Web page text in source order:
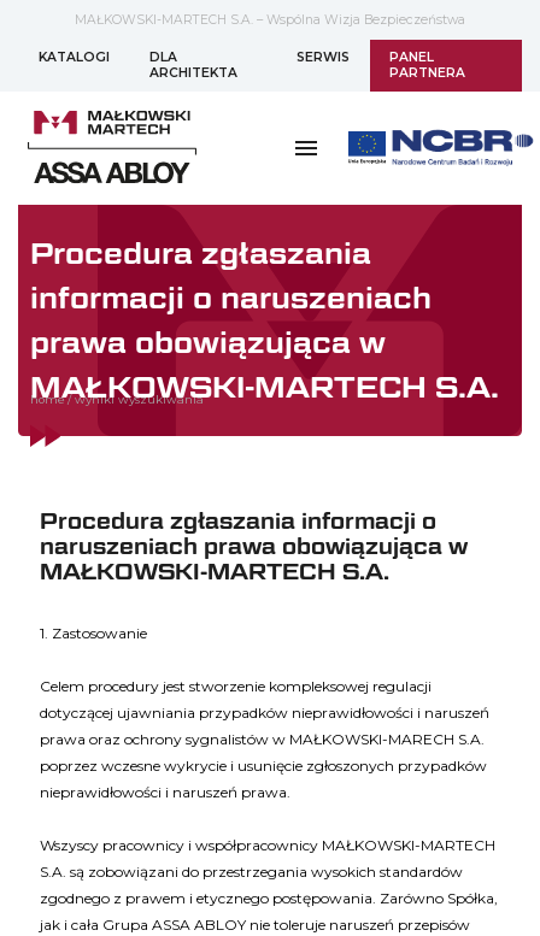
MAŁKOWSKI-MARTECH S.A. – Wspólna Wizja Bezpieczeństwa
KATALOGI
DLA
ARCHITEKTA
SERWIS
PANEL
PARTNERA
Procedura zgłaszania
informacji o naruszeniach
prawa obowiązująca w
MAŁKOWSKI-MARTECH S.A.
home / wyniki wyszukiwania
Procedura zgłaszania informacji o
naruszeniach prawa obowiązująca w
MAŁKOWSKI-MARTECH S.A.
1. Zastosowanie
Celem procedury jest stworzenie kompleksowej regulacji
dotyczącej ujawniania przypadków nieprawidłowości i naruszeń
prawa oraz ochrony sygnalistów w MAŁKOWSKI-MARECH S.A.
poprzez wczesne wykrycie i usunięcie zgłoszonych przypadków
nieprawidłowości i naruszeń prawa.
Wszyscy pracownicy i współpracownicy MAŁKOWSKI-MARTECH
S.A. są zobowiązani do przestrzegania wysokich standardów
zgodnego z prawem i etycznego postępowania. Zarówno Spółka,
jak i cała Grupa ASSA ABLOY nie toleruje naruszeń przepisów